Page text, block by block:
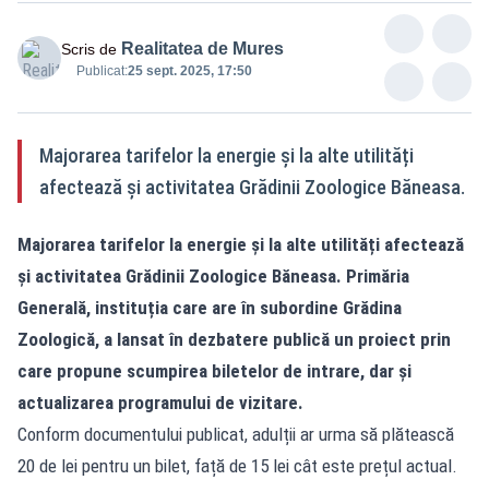
Scris de Realitatea de Mures
Publicat:25 sept. 2025, 17:50
Majorarea tarifelor la energie și la alte utilități
afectează și activitatea Grădinii Zoologice Băneasa.
Majorarea tarifelor la energie și la alte utilități afectează
și activitatea Grădinii Zoologice Băneasa. Primăria
Generală, instituția care are în subordine Grădina
Zoologică, a lansat în dezbatere publică un proiect prin
care propune scumpirea biletelor de intrare, dar și
actualizarea programului de vizitare.
Conform documentului publicat, adulții ar urma să plătească
20 de lei pentru un bilet, față de 15 lei cât este prețul actual.